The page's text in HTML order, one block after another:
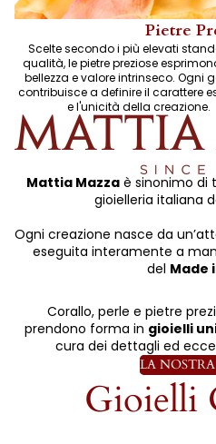
Pietre
Scelte secondo i più elevati
qualità, le pietre preziose
bellezza e valore intrinseco. Ogni
contribuisce a definire il carattere
e l'unicità della creazione.
Mattia Mazza è sinonimo di
gioielleria italiana
Ogni creazione nasce da
eseguita interamente a
del Made
Corallo, perle e pietre
prendono forma in gioielli
cura dei dettagli ed
LA
Gioielli